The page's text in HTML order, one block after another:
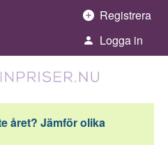
Registrera
Logga in
året? Jämför olika